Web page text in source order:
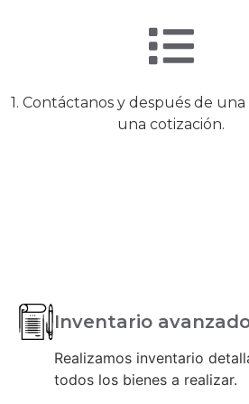
1. Contáctanos y después de una
una cotización.
Inventario
Realizamos inventario
todos los bienes a realizar.